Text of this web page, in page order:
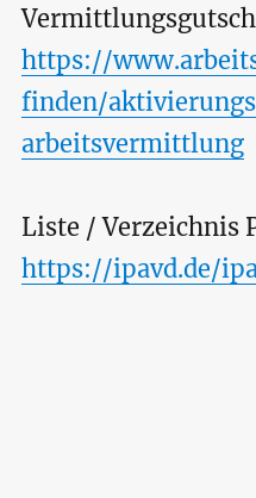
https://
finden/
arbeitsvermittlung
Liste / Verzeichnis
https://ipavd.de/